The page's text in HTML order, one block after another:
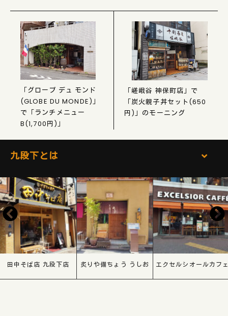
「グローブ デュ モンド
(GLOBE DU MONDE)」
で「ランチメニュー
B(1,700円)」
「嵯峨谷 神保町店」で
「炭火親子丼セット(650
円)」のモーニング
九段下とは
田中そば店 九段下店 炙りや備ちょう うしお エクセルシオールカフ